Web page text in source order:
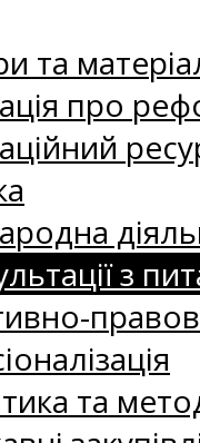
та
про
з
та